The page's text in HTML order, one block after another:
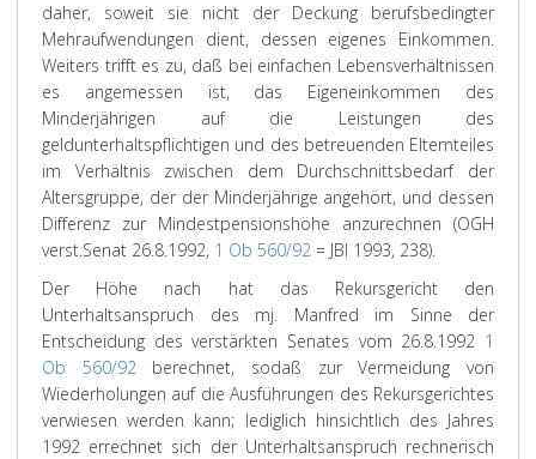
daher, soweit sie nicht der Deckung berufsbedingter
Mehraufwendungen dient, dessen eigenes Einkommen.
Weiters trifft es zu, daß bei einfachen Lebensverhältnissen
es angemessen ist, das Eigeneinkommen des
Minderjährigen auf die Leistungen des
geldunterhaltspflichtigen und des betreuenden Elternteiles
im Verhältnis zwischen dem Durchschnittsbedarf der
Altersgruppe, der der Minderjährige angehört, und dessen
Differenz zur Mindestpensionshöhe anzurechnen (OGH
verst.Senat 26.8.1992, 1 Ob 560/92 = JBl 1993, 238).
Der Höhe nach hat das Rekursgericht den
Unterhaltsanspruch des mj. Manfred im Sinne der
Entscheidung des verstärkten Senates vom 26.8.1992 1
Ob 560/92berechnet, sodaß zur Vermeidung von
Wiederholungen auf die Ausführungen des Rekursgerichtes
verwiesen werden kann; lediglich hinsichtlich des Jahres
1992 errechnet sich der Unterhaltsanspruch rechnerisch